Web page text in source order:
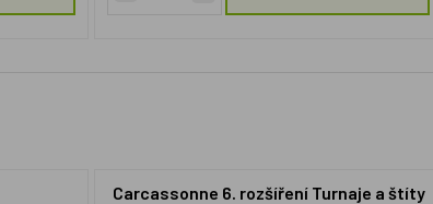
Carcassonne 6. rozšíření Turnaje a štíty